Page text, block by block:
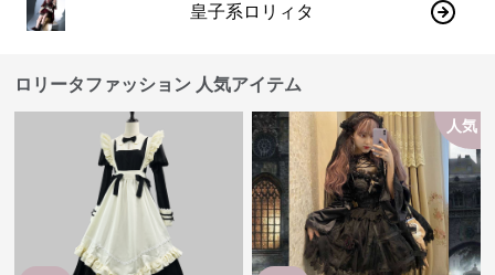
皇子系ロリィタ
ロリータファッション 人気アイテム
人気